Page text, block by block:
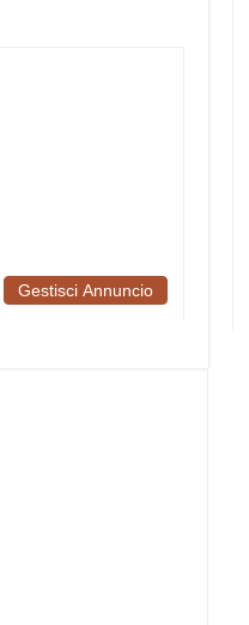
Gestisci Annuncio